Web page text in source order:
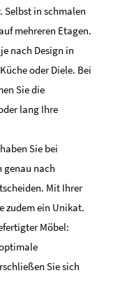
Selbst in schmalen
mehreren Etagen.
nach Design in
oder Diele. Bei
Sie die
lang Ihre
Sie bei
genau nach
Mit Ihrer
zudem ein Unikat.
Möbel:
Sie sich